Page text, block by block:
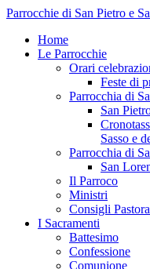
Parrocchie di San Pietro e
Home
Le Parrocchie
Orari
Feste di
Parrocchia di
San
Sasso e
Parrocchia di
San
Il Parroco
Ministri
Consigli
I Sacramenti
Battesimo
Confessione
Comunione